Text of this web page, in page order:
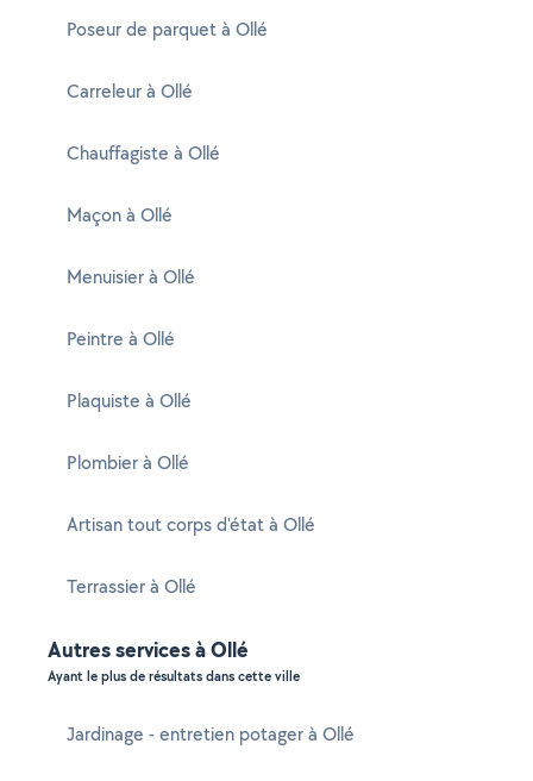
Poseur de parquet à Ollé
Carreleur à Ollé
Chauffagiste à Ollé
Maçon à Ollé
Menuisier à Ollé
Peintre à Ollé
Plaquiste à Ollé
Plombier à Ollé
Artisan tout corps d'état à Ollé
Terrassier à Ollé
Autres services à Ollé
Ayant le plus de résultats dans cette ville
Jardinage - entretien potager à Ollé